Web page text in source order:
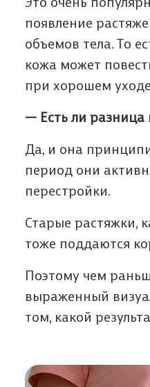
появление
объемов тела. То
кожа может
при хорошем
— Есть ли
Да, и она
период они
перестройки.
Старые растяжки,
тоже поддаются
Поэтому чем
выраженный
том, какой